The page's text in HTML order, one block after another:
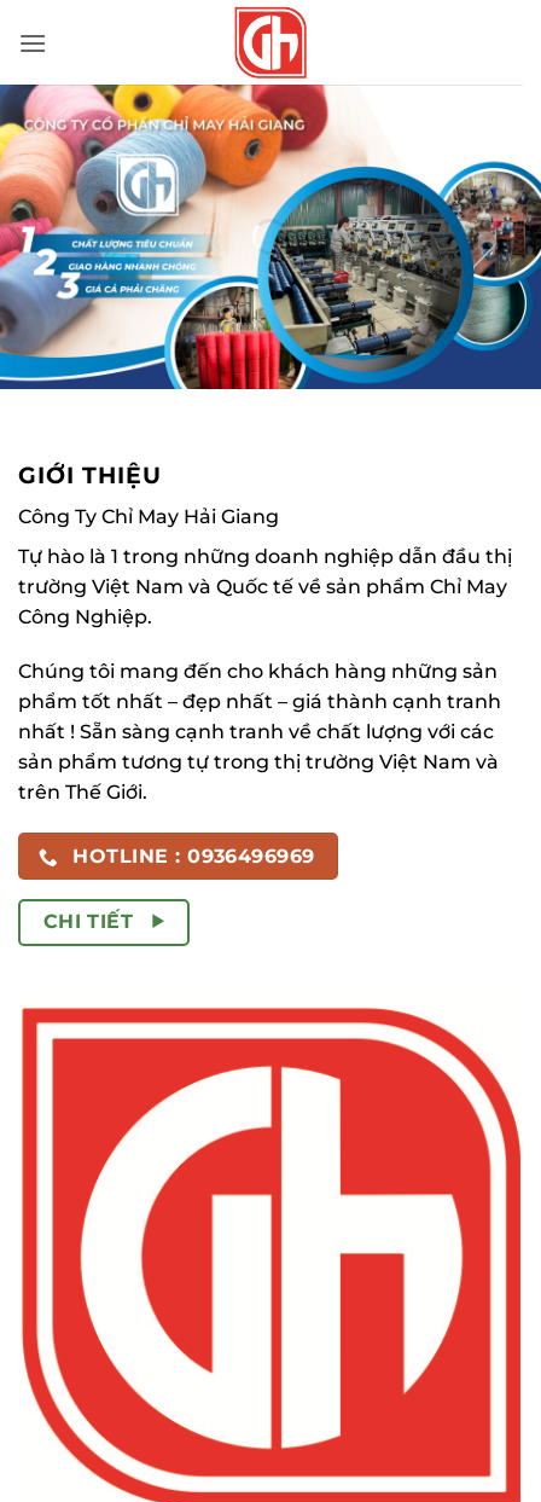
qua
dung
GIỚI THIỆU
Công Ty Chỉ May Hải Giang
Tự hào là 1 trong những doanh nghiệp dẫn đầu thị
trường Việt Nam và Quốc tế về sản phẩm Chỉ May
Công Nghiệp.
Chúng tôi mang đến cho khách hàng những sản
phẩm tốt nhất – đẹp nhất – giá thành cạnh tranh
nhất ! Sẵn sàng cạnh tranh về chất lượng với các
sản phẩm tương tự trong thị trường Việt Nam và
trên Thế Giới.
HOTLINE : 0936496969
CHI TIẾT